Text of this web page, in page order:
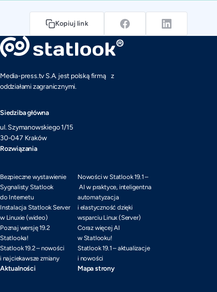
Kopiuj link
Media-press.tv S.A. jest polską firmą z
oddziałami zagranicznymi.
Siedziba główna
ul. Szymanowskiego 1/15
30-047 Kraków
Rozwiązania
Bezpieczne wystawienie
Sygnalisty Statlook
do Internetu
Instalacja Statlook Server
w Linuxie (wideo)
Poznaj wersję 19.2
Statlooka!
Statlook 19.2 – nowości
i najciekawsze zmiany
Nowości w Statlook 19.1 –
AI w praktyce, inteligentna
automatyzacja
i elastyczność dzięki
wsparciu Linux (Server)
Coraz więcej AI
w Statlooku!
Statlook 19.1 – aktualizacje
i nowości
Aktualności Mapa strony